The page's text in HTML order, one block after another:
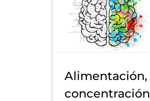
Alimentación,
concentración